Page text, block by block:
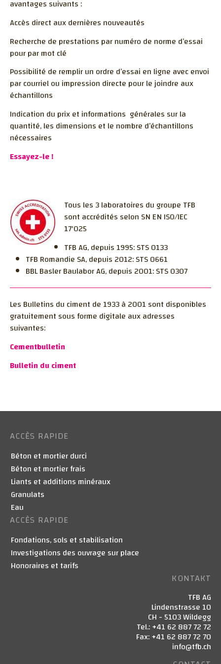
avantages suivants :
Accès direct aux dernières nouveautés
Recherche de prestations par numéro de norme d’essai
pour par mot clé
Possibilité de remplir un ordre d’essai en ligne avec envoi
par courriel ou impression directe pour le joindre aux
échantillons
Indication du prix et informations générales sur la
quantité, les dimensions et le nombre d’échantillons
nécessaires
Essayez-le !
Tous les 3 laboratoires du groupe TFB
sont accrédités selon SN EN ISO/IEC
17'025
TFB AG, depuis 1995: STS 0133
TFB Romandie SA, depuis 2012: STS 0661
BBL Basler Baulabor AG, depuis 2001: STS 0307
Les Bulletins du ciment de 1933 à 2001 sont disponibles
gratuitement sous forme digitale aux adresses
suivantes:
Cementbulletin
Bulletin du ciment
ACCÈS RAPIDE
Béton et mortier durci
Béton et mortier frais
Liants et additions minéraux
Granulats
Eau
ACCÈS RAPIDE
Fondations, sols et stabilisation
Investigations des ouvrage sur place
Honoraires et tarifs
KONTAKT
TFB AG
Lindenstrasse 10
CH - 5103 Wildegg
Tel.: +41 62 887 72 72
Fax: +41 62 887 72 70
info@tfb.ch